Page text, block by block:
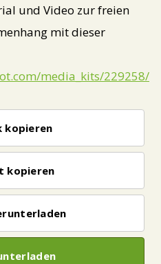
und Video zur freien
mit dieser
media_kits/229258/
kopieren
kopieren